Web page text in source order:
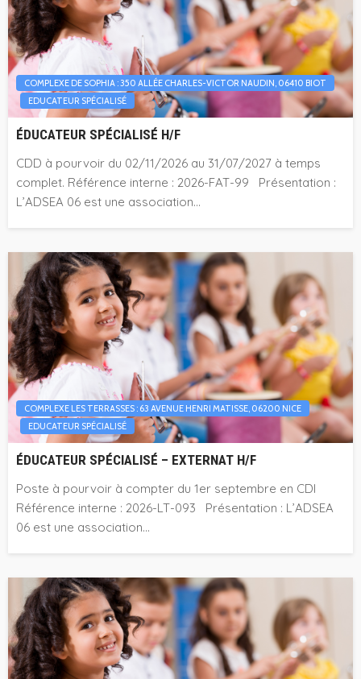
COMPLEXE DE SOPHIA : 350 ALLÉE CHARLES-VICTOR NAUDIN, 06410 BIOT
EDUCATEUR SPÉCIALISÉ
ÉDUCATEUR SPÉCIALISÉ H/F
CDD à pourvoir du 02/11/2026 au 31/07/2027 à temps
complet. Référence interne : 2026-FAT-99 Présentation :
L’ADSEA 06 est une association...
COMPLEXE LES TERRASSES : 63 AVENUE HENRI MATISSE, 06200 NICE
EDUCATEUR SPÉCIALISÉ
ÉDUCATEUR SPÉCIALISÉ – EXTERNAT H/F
Poste à pourvoir à compter du 1er septembre en CDI
Référence interne : 2026-LT-093 Présentation : L’ADSEA
06 est une association...